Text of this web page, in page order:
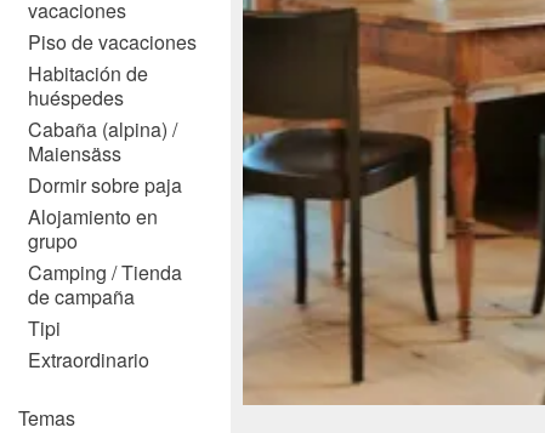
vacaciones
Piso de vacaciones
Habitación de
huéspedes
Cabaña (alpina) /
Maiensäss
Dormir sobre paja
Alojamiento en
grupo
Camping / Tienda
de campaña
Tipi
Extraordinario
Temas